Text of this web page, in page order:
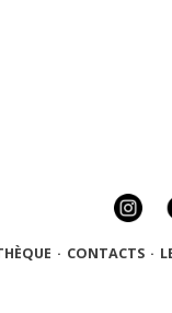
· CONTACTS ·